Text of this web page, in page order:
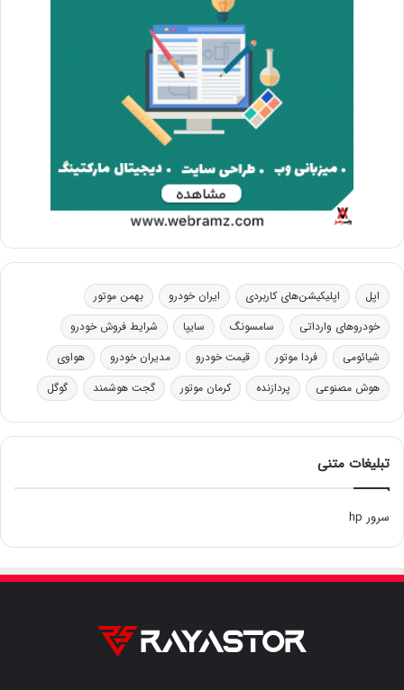
اپل اپلیکیشن‌های کاربردی ایران خودرو
بهمن موتور
خودروهای وارداتی
سامسونگ سایپا
شرایط فروش خودرو
شیائومی
فردا موتور قیمت خودرو مدیران خودرو
هواوی
هوش مصنوعی
پردازنده کرمان موتور گجت هوشمند گوگل
تبلیغات متنی
سرور hp